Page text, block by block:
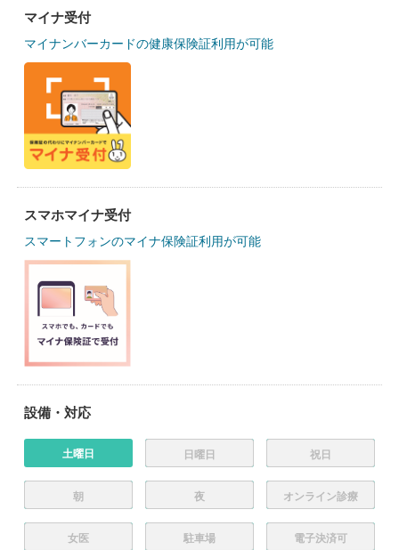
マイナ受付
マイナンバーカードの健康保険証利用が可能
スマホマイナ受付
スマートフォンのマイナ保険証利用が可能
設備・対応
土曜日 日曜日 祝日
朝 夜 オンライン診療
女医 駐車場 電子決済可